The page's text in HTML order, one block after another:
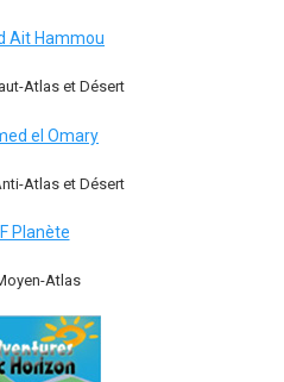
Atlas et Désert
Atlas et Désert
Atlas